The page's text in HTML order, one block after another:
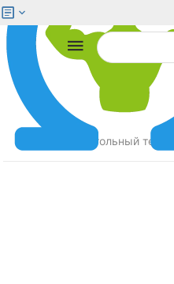
Настольный теннис
Меню